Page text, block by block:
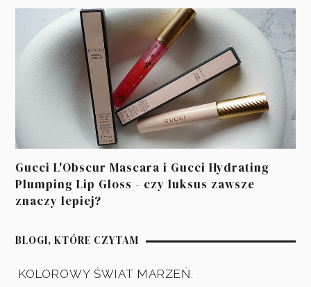
Gucci L'Obscur Mascara i Gucci Hydrating
Plumping Lip Gloss - czy luksus zawsze
znaczy lepiej?
BLOGI, KTÓRE CZYTAM
KOLOROWY ŚWIAT MARZEŃ.